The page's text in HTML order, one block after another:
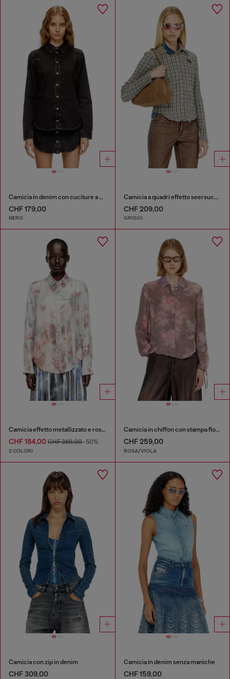
Camicia in denim con cuciture a contrasto
CHF 179,00
NERO
Camicia a quadri effetto seersucker
CHF 209,00
GRIGIO
Camicia effetto metallizzato e rose sfocate
CHF 184,00 CHF 369,00-50%
2 COLORI
Camicia in chiffon con stampa floreale all-over
CHF 259,00
ROSA/VIOLA
Camicia con zip in denim
CHF 309,00
Camicia in denim senza maniche
CHF 159,00